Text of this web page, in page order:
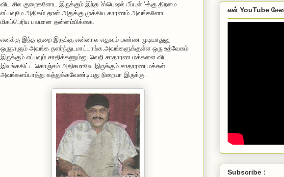
விட சில குறைகளோட இருக்கும் இந்த 'ஸ்பெஷல் பீப்புள் '-க்கு திறமை
எப்பவுமே அதிகம் தான்.அதுக்கு முக்கிய காரணம் அவங்களோட
மிகப்பெரிய பலமான தன்னம்பிக்கை.
எனக்கு இந்த குறை இருக்கு என்னால எதுவும் பண்ண முடியாதுனு
ஒருநாளும் அவங்க தளர்ந்துடமாட்டாங்க.அவங்களுக்குள்ள ஒரு உத்வேகம்
இருக்கும் எப்பவும்.சாதிக்கணும்னு வெறி சாதாரண மக்களை விட
இவங்ககிட்ட கொஞ்சம் அதிகமாவே இருக்கும்.சாதாரண மக்கள்
அவங்களப்பாத்து கத்துக்கவேண்டியது நிறையா இருக்கு.
என் YouTube
Subscribe :